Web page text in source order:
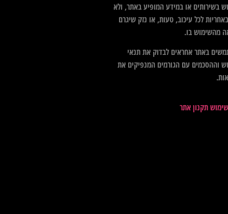
בשירותים או במידע המופיע באתר, ולא
לכל עיכוב, טעות, או נזק שיגרם
מהשימוש בו.
באתר אחראים לבדוק את תנאי
וההסכמים עם הגורמים המנפיקים את
תקנון אתר